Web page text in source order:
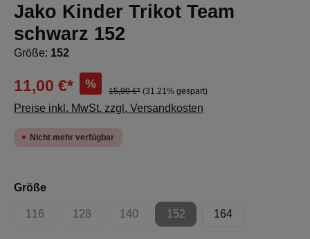
Jako Kinder Trikot Team
schwarz 152
Größe: 152
11,00 €* %
15,99 €* (31.21% gespart)
Preise inkl. MwSt. zzgl. Versandkosten
Nicht mehr verfügbar
Größeauswählen
116
(Diese Option ist zurzeit nicht verfügbar.)
128
(Diese Option ist zurzeit nicht verfügbar.)
140
(Diese Option ist zurzeit nicht verfügbar.)
152
(Diese Option ist zurzeit nicht
164